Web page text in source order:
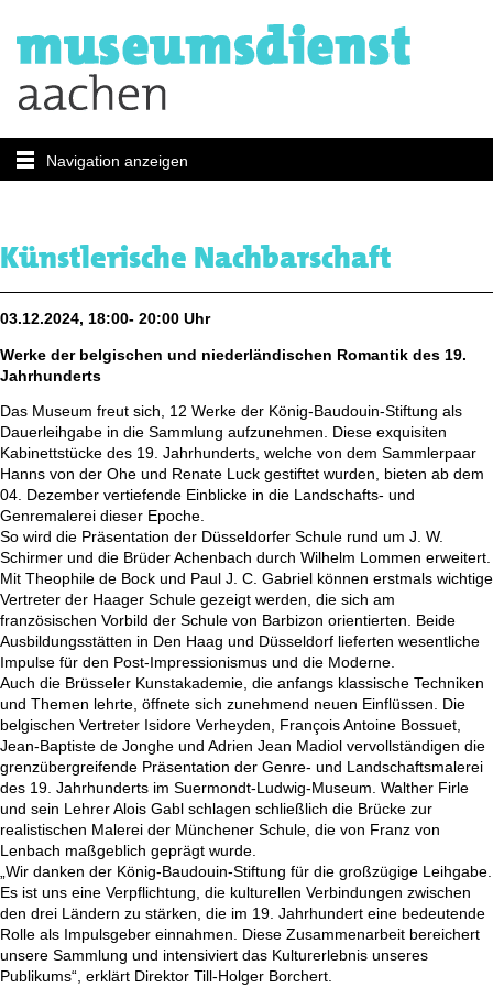
Navigation anzeigen
Künstlerische Nachbarschaft
03.12.2024, 18:00- 20:00 Uhr
Werke der belgischen und niederländischen Romantik des 19.
Jahrhunderts
Das Museum freut sich, 12 Werke der König-Baudouin-Stiftung als
Dauerleihgabe in die Sammlung aufzunehmen. Diese exquisiten
Kabinettstücke des 19. Jahrhunderts, welche von dem Sammlerpaar
Hanns von der Ohe und Renate Luck gestiftet wurden, bieten ab dem
04. Dezember vertiefende Einblicke in die Landschafts- und
Genremalerei dieser Epoche.
So wird die Präsentation der Düsseldorfer Schule rund um J. W.
Schirmer und die Brüder Achenbach durch Wilhelm Lommen erweitert.
Mit Theophile de Bock und Paul J. C. Gabriel können erstmals wichtige
Vertreter der Haager Schule gezeigt werden, die sich am
französischen Vorbild der Schule von Barbizon orientierten. Beide
Ausbildungsstätten in Den Haag und Düsseldorf lieferten wesentliche
Impulse für den Post-Impressionismus und die Moderne.
Auch die Brüsseler Kunstakademie, die anfangs klassische Techniken
und Themen lehrte, öffnete sich zunehmend neuen Einflüssen. Die
belgischen Vertreter Isidore Verheyden, François Antoine Bossuet,
Jean-Baptiste de Jonghe und Adrien Jean Madiol vervollständigen die
grenzübergreifende Präsentation der Genre- und Landschaftsmalerei
des 19. Jahrhunderts im Suermondt-Ludwig-Museum. Walther Firle
und sein Lehrer Alois Gabl schlagen schließlich die Brücke zur
realistischen Malerei der Münchener Schule, die von Franz von
Lenbach maßgeblich geprägt wurde.
„Wir danken der König-Baudouin-Stiftung für die großzügige Leihgabe.
Es ist uns eine Verpflichtung, die kulturellen Verbindungen zwischen
den drei Ländern zu stärken, die im 19. Jahrhundert eine bedeutende
Rolle als Impulsgeber einnahmen. Diese Zusammenarbeit bereichert
unsere Sammlung und intensiviert das Kulturerlebnis unseres
Publikums“, erklärt Direktor Till-Holger Borchert.